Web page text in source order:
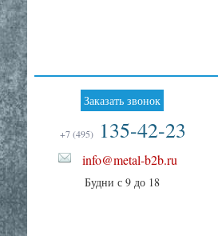
Заказать звонок
+7 (495)135-42-23
info@metal-b2b.ru
Будни с 9 до 18